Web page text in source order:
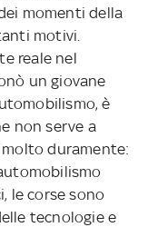
momenti della
motivi.
reale nel
un giovane
è
non serve a
duramente:
le corse sono
tecnologie e